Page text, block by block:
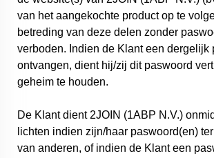
van het aangekochte product op te
betreding van deze delen zonder
verboden. Indien de Klant een dergelijk
ontvangen, dient hij/zij dit paswoord
geheim te houden.
De Klant dient 2JOIN (1ABP N.V.)
lichten indien zijn/haar paswoord(en)
van anderen, of indien de Klant een